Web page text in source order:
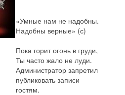
«Умные нам не надобны.
Надобны верные» (с)
Пока горит огонь в груди,
Ты часто жало не луди.
Администратор запретил
публиковать записи
гостям.